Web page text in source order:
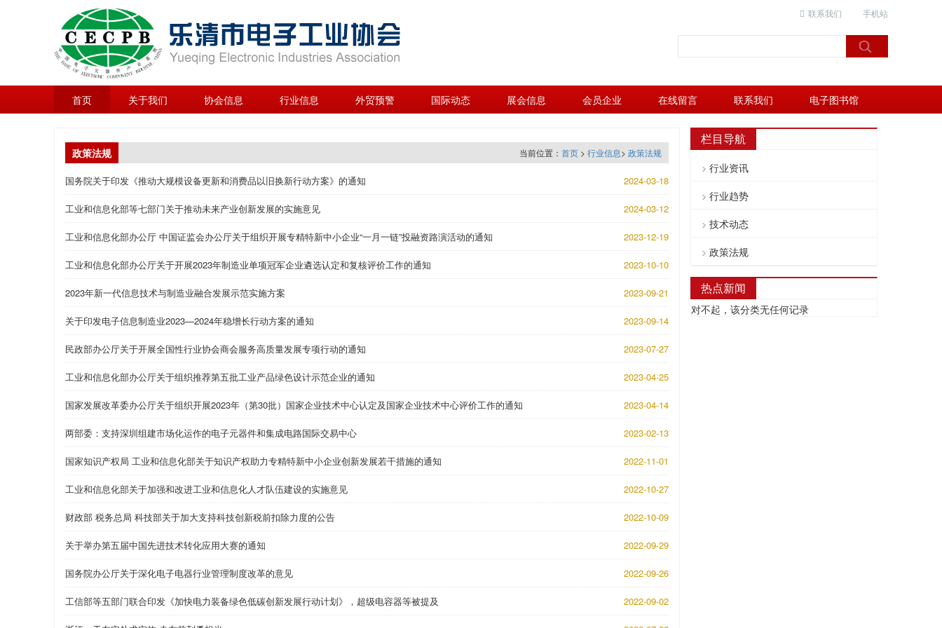
手机站
联系我们
首页 关于我们 协会信息 行业信息 外贸预警 国际动态 展会信息 会员企业 在线留言 联系我们 电子图书馆
政策法规 当前位置： 首页> 行业信息> 政策法规
国务院关于印发《推动大规模设备更新和消费品以旧换新行动方案》的通知 2024-03-18
工业和信息化部等七部门关于推动未来产业创新发展的实施意见 2024-03-12
工业和信息化部办公厅 中国证监会办公厅关于组织开展专精特新中小企业“一月一链”投融资路演活动的通知 2023-12-19
工业和信息化部办公厅关于开展2023年制造业单项冠军企业遴选认定和复核评价工作的通知 2023-10-10
2023年新一代信息技术与制造业融合发展示范实施方案 2023-09-21
关于印发电子信息制造业2023—2024年稳增长行动方案的通知 2023-09-14
民政部办公厅关于开展全国性行业协会商会服务高质量发展专项行动的通知 2023-07-27
工业和信息化部办公厅关于组织推荐第五批工业产品绿色设计示范企业的通知 2023-04-25
国家发展改革委办公厅关于组织开展2023年（第30批）国家企业技术中心认定及国家企业技术中心评价工作的通知 2023-04-14
两部委：支持深圳组建市场化运作的电子元器件和集成电路国际交易中心 2023-02-13
国家知识产权局 工业和信息化部关于知识产权助力专精特新中小企业创新发展若干措施的通知 2022-11-01
工业和信息化部关于加强和改进工业和信息化人才队伍建设的实施意见 2022-10-27
财政部 税务总局 科技部关于加大支持科技创新税前扣除力度的公告 2022-10-09
关于举办第五届中国先进技术转化应用大赛的通知 2022-09-29
国务院办公厅关于深化电子电器行业管理制度改革的意见 2022-09-26
工信部等五部门联合印发《加快电力装备绿色低碳创新发展行动计划》，超级电容器等被提及 2022-09-02
栏目导航
行业资讯
行业趋势
技术动态
政策法规
热点新闻
对不起，该分类无任何记录